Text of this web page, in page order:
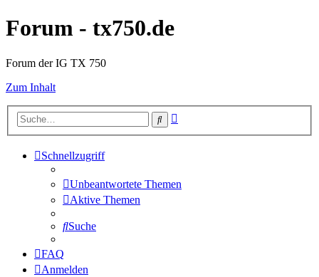
Forum - tx750.de
Forum der IG TX 750
Zum Inhalt
Suche
Schnellzugriff
Unbeantwortete Themen
Aktive Themen
Suche
FAQ
Anmelden